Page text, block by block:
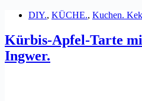
DIY., KÜCHE., Kuchen.
Kürbis-Apfel-Tarte
Ingwer.